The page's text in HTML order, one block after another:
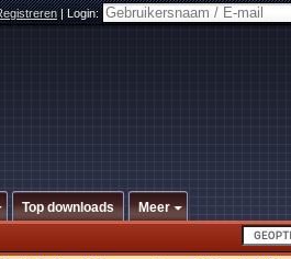
|Login:
Top downloads Meer